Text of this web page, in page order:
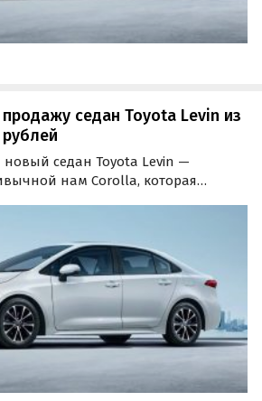
седан Toyota Levin из
седан Toyota Levin —
нам Corolla, которая
цене 2 400 000 рублей, сообщили